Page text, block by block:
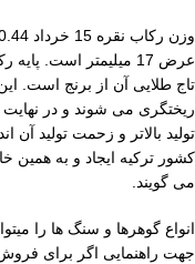
تاج طلایی آن از برنج است.
ریختگری می شوند و در
تولید بالاتر و زحمت تولید
کشور ترکیه ایجاد و به همین
می گویند.
انواع گوهرها و سنگ ها را
جهت راهنمایی اگر برای